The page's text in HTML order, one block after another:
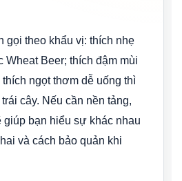
theo khẩu vị: thích nhẹ
Wheat Beer; thích đậm mùi
ngọt thơm dễ uống thì
cây. Nếu cần nền tảng,
giúp bạn hiểu sự khác nhau
và cách bảo quản khi